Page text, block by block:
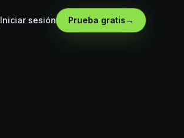
Iniciar sesión Prueba gratis→